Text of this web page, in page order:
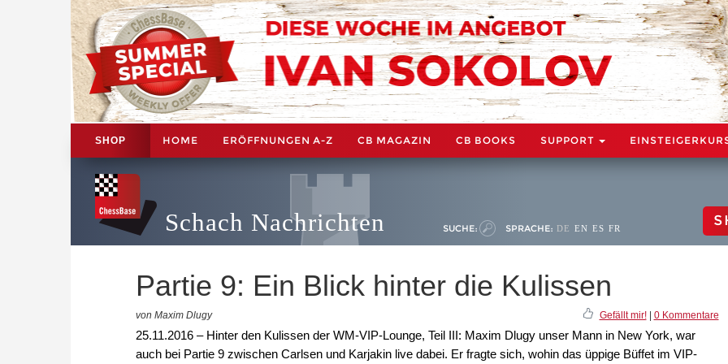
SHOP HOME ERÖFFNUNGEN A-Z CB MAGAZIN CB BOOKS SUPPORT
Schach Nachrichten SUCHE: SPRACHE: DE EN ES FR
Partie 9: Ein Blick hinter die Kulissen
von Maxim Dlugy Gefällt mir!| 0 Kommentare
25.11.2016 – Hinter den Kulissen der WM-VIP-Lounge, Teil III: Maxim Dlugy unser Mann in New York, war
auch bei Partie 9 zwischen Carlsen und Karjakin live dabei. Er fragte sich, wohin das üppige Büffet im VIP-